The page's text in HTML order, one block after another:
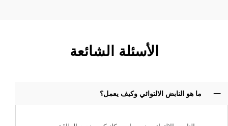
الأسئلة الشائعة
ما هو النابض الالتوائي وكيف يعمل؟